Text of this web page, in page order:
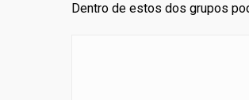
Dentro de estos dos grupos